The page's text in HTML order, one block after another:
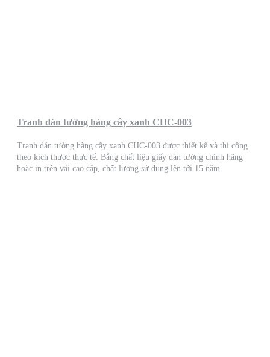
Tranh dán tường hàng cây xanh CHC-003
Tranh dán tường hàng cây xanh CHC-003 được thiết kế và thi công
theo kích thước thực tế. Bằng chất liệu giấy dán tường chính hãng
hoặc in trên vải cao cấp, chất lượng sử dụng lên tới 15 năm.